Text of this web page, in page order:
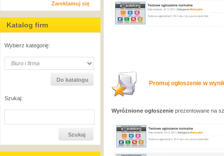
Zareklamuj się
Katalog firm
Wybierz kategorię:
Szukaj:
Promuj ogłoszenie w
Wyróżnione ogłoszenie prezentowane na